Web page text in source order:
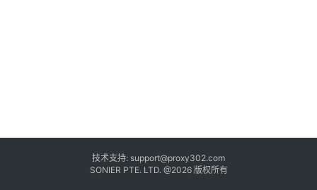
技术支持: support@proxy302.com
SONIER PTE. LTD. @2026 版权所有